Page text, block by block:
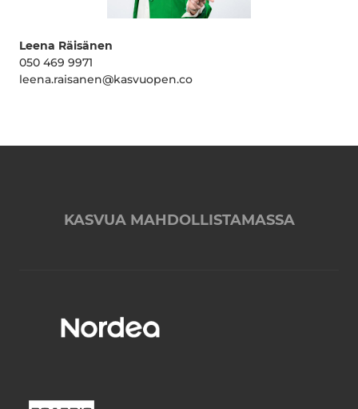
Leena Räisänen
050 469 9971
leena.raisanen@kasvuopen.co
KASVUA MAHDOLLISTAMASSA